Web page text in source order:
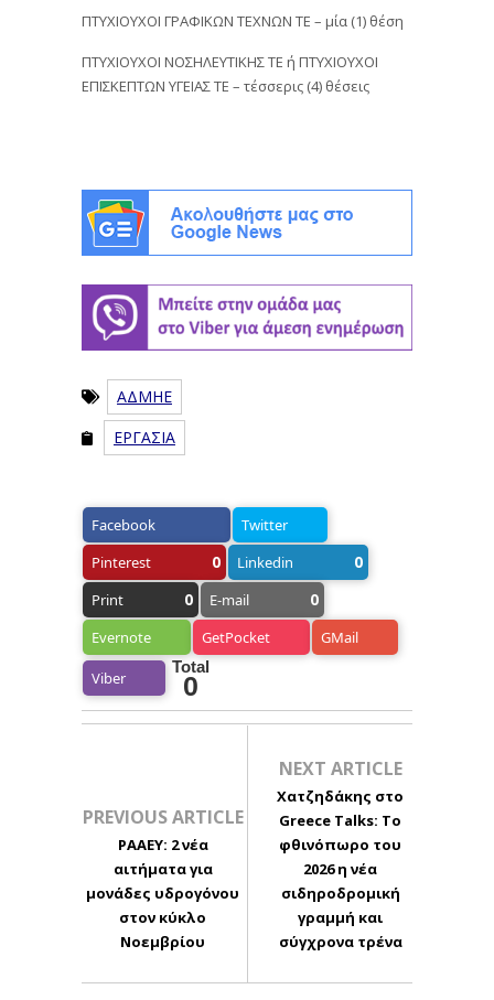
ΠΤΥΧΙΟΥΧΟΙ ΓΡΑΦΙΚΩΝ ΤΕΧΝΩΝ ΤΕ – μία (1) θέση
ΠΤΥΧΙΟΥΧΟΙ ΝΟΣΗΛΕΥΤΙΚΗΣ ΤΕ ή ΠΤΥΧΙΟΥΧΟΙ
ΕΠΙΣΚΕΠΤΩΝ ΥΓΕΙΑΣ ΤΕ – τέσσερις (4) θέσεις
ΑΔΜΗΕ
ΕΡΓΑΣΙΑ
Facebook
Twitter
Pinterest
0 Linkedin 0
Print 0 E-mail 0
Evernote GetPocket GMail
Viber
Total
0
PREVIOUS ARTICLE
ΡΑΑΕΥ: 2 νέα
αιτήματα για
μονάδες υδρογόνου
στον κύκλο
Νοεμβρίου
NEXT ARTICLE
Χατζηδάκης στο
Greece Talks: Το
φθινόπωρο του
2026 η νέα
σιδηροδρομική
γραμμή και
σύγχρονα τρένα